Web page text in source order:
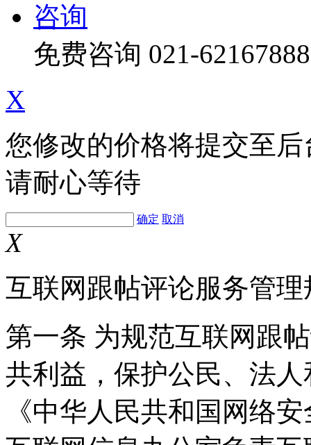
咨询
免费咨询 021-62167888
X
您修改的价格将提交至
请耐心等待
确定 取消
X
互联网跟帖评论服务管理
第一条 为规范互联网跟
共利益，保护公民、法
《中华人民共和国网络